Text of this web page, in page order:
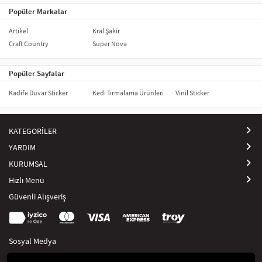
Popüler Markalar
Artikel
Craft Country
Kral Şakir
Super Nova
Popüler Sayfalar
Kadife Duvar Sticker Kedi Tırmalama Ürünleri Vinil Sticker
KATEGORİLER
YARDIM
KURUMSAL
Hızlı Menü
Güvenli Alışveriş
Sosyal Medya